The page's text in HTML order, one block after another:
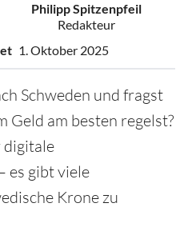
Philipp Spitzenpfeil
Redakteur
1. Oktober 2025
Schweden und fragst
Geld am besten regelst?
digitale
es gibt viele
Krone zu